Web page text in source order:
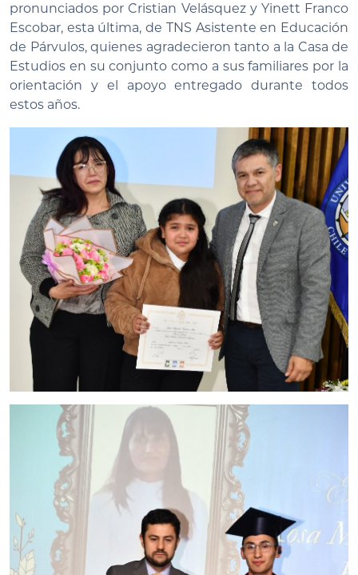
pronunciados por Cristian Velásquez y Yinett Franco
Escobar, esta última, de TNS Asistente en Educación
de Párvulos, quienes agradecieron tanto a la Casa de
Estudios en su conjunto como a sus familiares por la
orientación y el apoyo entregado durante todos
estos años.